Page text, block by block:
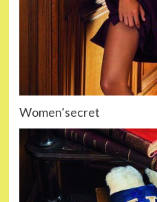
Women’secret